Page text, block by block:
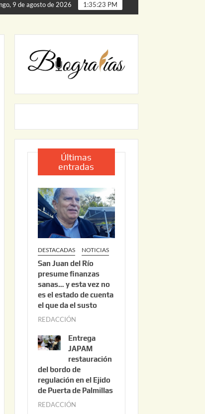
ARRANCA JAPAM EL PROGRAMA
9 de agosto de 2026 1:35:24 PM
Últimas
entradas
DESTACADAS NOTICIAS
San Juan del Río
presume finanzas
sanas… y esta vez no
es el estado de cuenta
el que da el susto
REDACCIÓN
o
s
t
o
3
Entrega
JAPAM
restauración
del bordo de
regulación en el Ejido
de Puerta de Palmillas
REDACCIÓN